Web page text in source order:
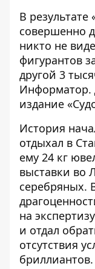
В результате
совершенно
никто не
фигурантов
другой 3
Информатор.
издание
История
отдыхал в
ему 24 кг
выставки во
серебряных.
на
и отдал
отсутствия
бриллиантов.